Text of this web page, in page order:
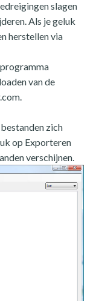
slagen
Als je geluk
herstellen via
van de
zich
op Exporteren
verschijnen.